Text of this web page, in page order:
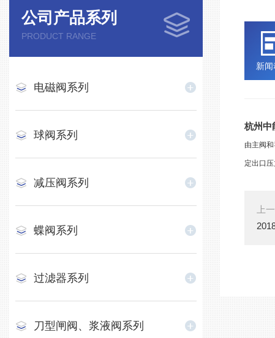
公司产品系列
PRODUCT RANGE
电磁阀系列
球阀系列
减压阀系列
蝶阀系列
过滤器系列
刀型闸阀、浆液阀系列
新
杭州中
由主阀
定出口
上